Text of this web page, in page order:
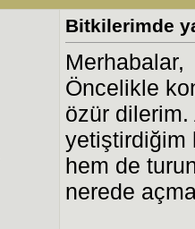
Bitkilerimde
Merhabalar,
Öncelikle
özür dilerim.
yetiştirdiğim
hem de
nerede